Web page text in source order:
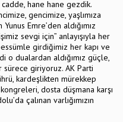
hane hane gezdik.
gencimize, yaşlımıza
Emre’den aldığımız
sevgi için” anlayışıyla her
girdiğimiz her kapı ve
o dualardan aldığımız güçle,
giriyoruz. AK Parti
kardeşlikten mürekkep
dosta düşmana karşı
çalınan varlığımızın